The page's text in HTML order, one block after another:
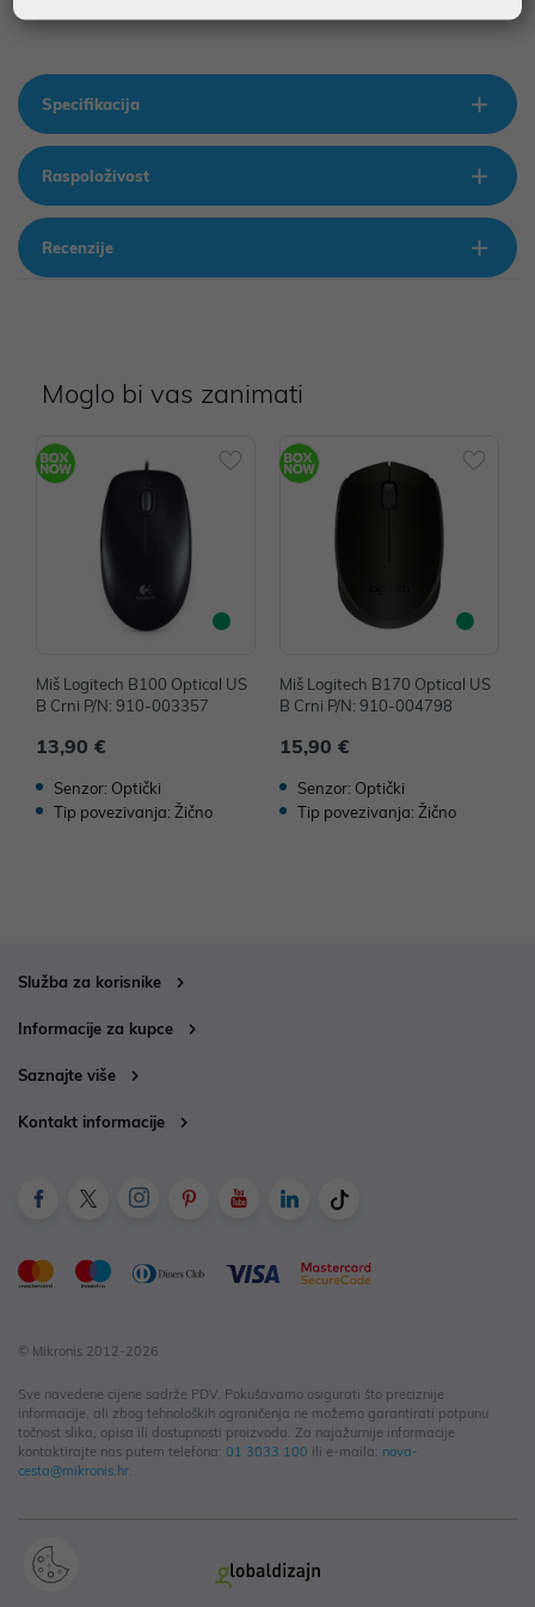
Specifikacija
Raspoloživost
Recenzije
Moglo bi vas zanimati
Miš Logitech B100 Optical US
B Crni P/N: 910-003357
13,90 €
Senzor: Optički
Tip povezivanja: Žično
Miš Logitech B170 Optical US
B Crni P/N: 910-004798
15,90 €
Senzor: Optički
Tip povezivanja: Žično
Služba za korisnike
Informacije za kupce
Saznajte više
Kontakt informacije
© Mikronis 2012-2026
Sve navedene cijene sadrže PDV. Pokušavamo osigurati što preciznije
informacije, ali zbog tehnoloških ograničenja ne možemo garantirati potpunu
točnost slika, opisa ili dostupnosti proizvoda. Za najažurnije informacije
kontaktirajte nas putem telefona: 01 3033 100 ili e-maila: nova-
cesta@mikronis.hr.